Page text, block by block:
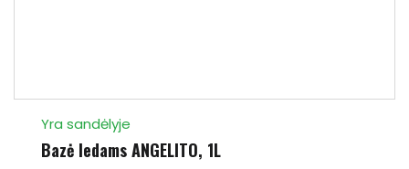
Yra sandėlyje
Bazė ledams ANGELITO, 1L